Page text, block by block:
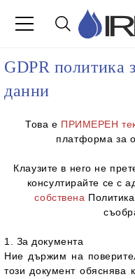
GDPR политика
данни
Това е ПРИМЕРЕН
платформа за
Клаузите в него не
консултирайте се с
собствена
1. За документа
Ние държим на
този документ